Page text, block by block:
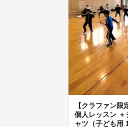
【クラファン限
個人レッスン ＋
ャツ（子ども用